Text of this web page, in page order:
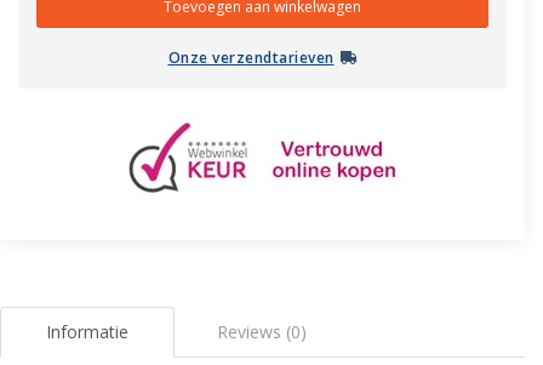
Onze verzendtarieven
Informatie Reviews (0)